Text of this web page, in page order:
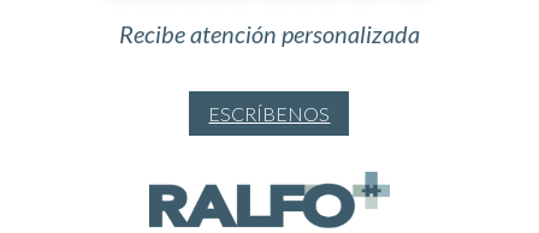
Recibe atención personalizada
ESCRÍBENOS